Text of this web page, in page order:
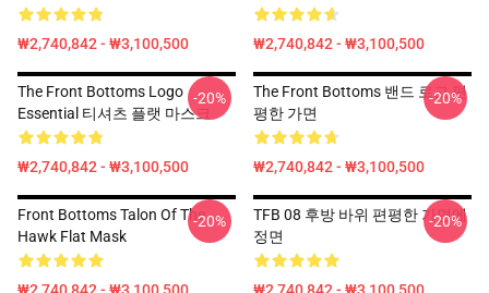
₩2,740,842 - ₩3,100,500 ₩2,740,842 - ₩3,100,500
The Front Bottoms Logo
Essential 티셔츠 플랫 마스크
₩2,740,842 - ₩3,100,500
-20%
The Front Bottoms 밴드 로고 편
평한 가면
₩2,740,842 - ₩3,100,500
-20%
Front Bottoms Talon Of The
Hawk Flat Mask
-20%
TFB 08 후방 바위 편평한 가면에
정면
-20%